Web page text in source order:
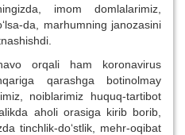
imom domlalarimiz,
da, marhumning janozasini
orqali ham koronavirus
qarashga botinolmay
noiblarimiz huquq-tartibot
aholi orasiga kirib borib,
tinchlik-do‘stlik, mehr-oqibat